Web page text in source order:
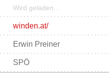
Wird geladen...
winden.at/
Erwin Preiner
SPÖ